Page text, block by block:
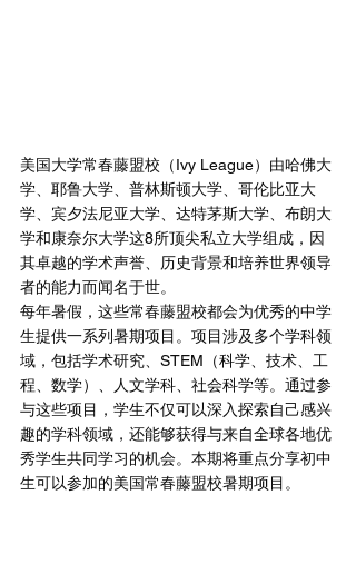
美国大学常春藤盟校（Ivy League）由哈佛大
学、耶鲁大学、普林斯顿大学、哥伦比亚大
学、宾夕法尼亚大学、达特茅斯大学、布朗大
学和康奈尔大学这8所顶尖私立大学组成，因
其卓越的学术声誉、历史背景和培养世界领导
者的能力而闻名于世。
每年暑假，这些常春藤盟校都会为优秀的中学
生提供一系列暑期项目。项目涉及多个学科领
域，包括学术研究、STEM（科学、技术、工
程、数学）、人文学科、社会科学等。通过参
与这些项目，学生不仅可以深入探索自己感兴
趣的学科领域，还能够获得与来自全球各地优
秀学生共同学习的机会。本期将重点分享初中
生可以参加的美国常春藤盟校暑期项目。